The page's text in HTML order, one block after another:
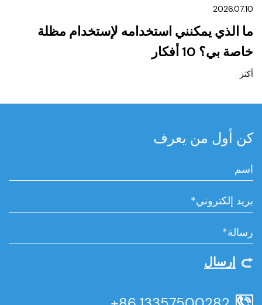
2026.07.10
ما الذي يمكنني استخدامه لإستخدام مظلة
خاصة بي؟ 10 أفكار
أكثر
كن أول من يعرف
إرسال